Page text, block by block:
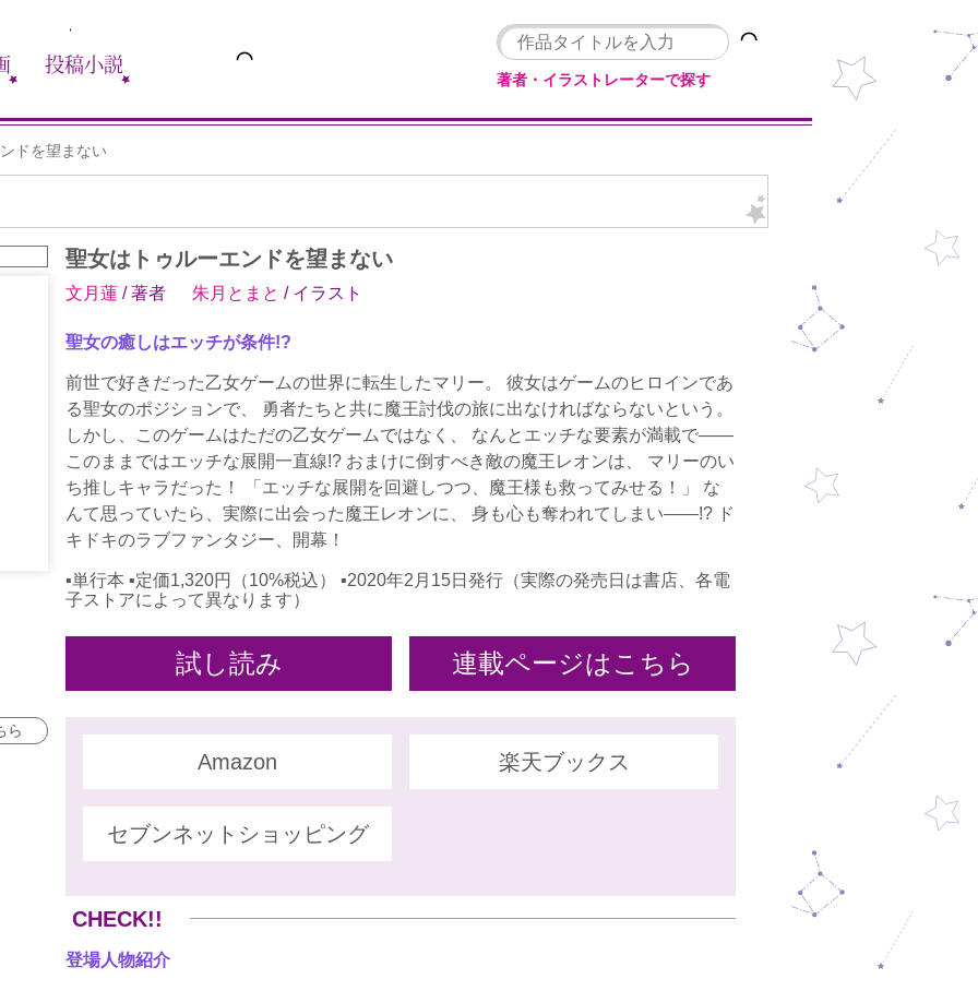
投稿小説
著者・イラストレーターで探す
ドを望まない
ら
聖女はトゥルーエンドを望まない
文月蓮 / 著者 朱月とまと / イラスト
聖女の癒しはエッチが条件!?
前世で好きだった乙女ゲームの世界に転生したマリー。 彼女はゲームのヒロインであ
る聖女のポジションで、 勇者たちと共に魔王討伐の旅に出なければならないという。
しかし、このゲームはただの乙女ゲームではなく、 なんとエッチな要素が満載で――
このままではエッチな展開一直線!? おまけに倒すべき敵の魔王レオンは、 マリーのい
ち推しキャラだった！ 「エッチな展開を回避しつつ、魔王様も救ってみせる！」 な
んて思っていたら、実際に出会った魔王レオンに、 身も心も奪われてしまい――!? ド
キドキのラブファンタジー、開幕！
▪単行本 ▪定価1,320円（10%税込） ▪2020年2月15日発行（実際の発売日は書店、各電
子ストアによって異なります）
試し読み 連載ページはこちら
Amazon 楽天ブックス
セブンネットショッピング
CHECK!!
登場人物紹介